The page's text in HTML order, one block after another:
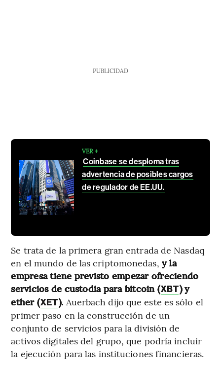
PUBLICIDAD
VER +
Coinbase se desploma tras
advertencia de posibles cargos
de regulador de EE.UU.
Se trata de la primera gran entrada de Nasdaq
en el mundo de las criptomonedas, y la
empresa tiene previsto empezar ofreciendo
servicios de custodia para bitcoin (XBT) y
ether (XET). Auerbach dijo que este es sólo el
primer paso en la construcción de un
conjunto de servicios para la división de
activos digitales del grupo, que podría incluir
la ejecución para las instituciones financieras.